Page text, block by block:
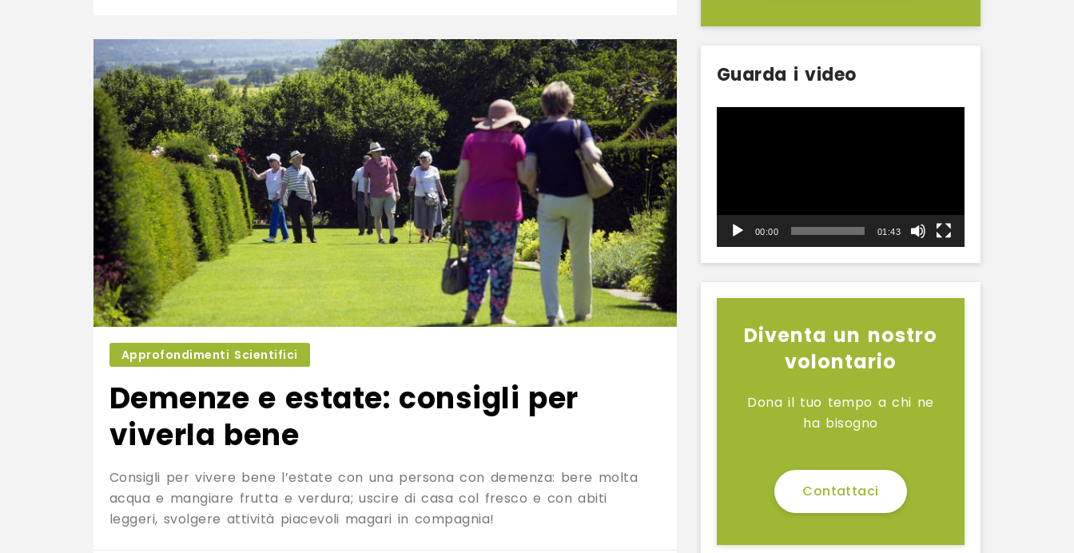
Approfondimenti Scientifici
Demenze e estate: consigli per
viverla bene
Consigli per vivere bene l’estate con una persona con demenza: bere molta
acqua e mangiare frutta e verdura; uscire di casa col fresco e con abiti
leggeri, svolgere attività piacevoli magari in compagnia!
Guarda i video
00:00 01:43
Diventa un nostro
volontario
Dona il tuo tempo a chi ne
ha bisogno
Contattaci